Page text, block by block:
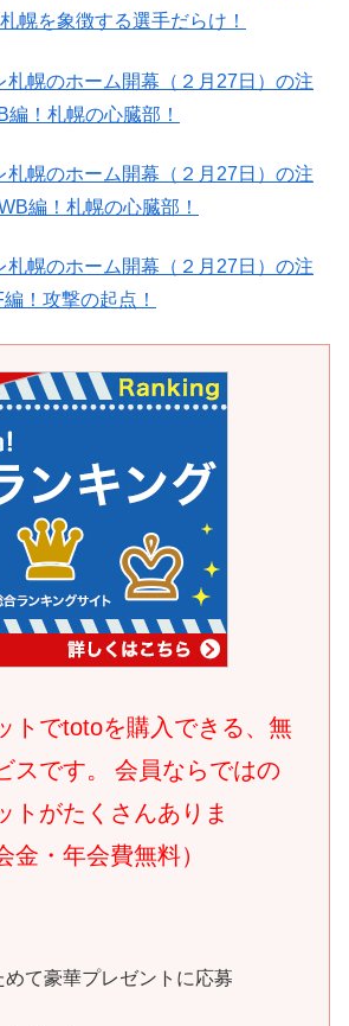
幌を象徴する選手だらけ！
札幌のホーム開幕（２月27日）の注
！札幌の心臓部！
札幌のホーム開幕（２月27日）の注
編！札幌の心臓部！
札幌のホーム開幕（２月27日）の注
！攻撃の起点！
トでtotoを購入できる、無
スです。
会員ならではの
トがたくさんありま
金・年会費無料）
て豪華プレゼントに応募